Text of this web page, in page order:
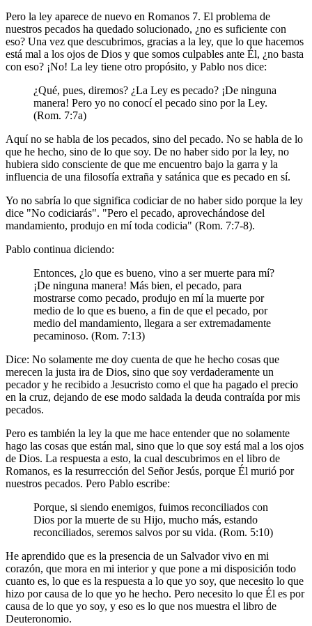
Pero la ley aparece de nuevo en Romanos 7. El problema de
nuestros pecados ha quedado solucionado, ¿no es suficiente con
eso? Una vez que descubrimos, gracias a la ley, que lo que hacemos
está mal a los ojos de Dios y que somos culpables ante Él, ¿no basta
con eso? ¡No! La ley tiene otro propósito, y Pablo nos dice:
¿Qué, pues, diremos? ¿La Ley es pecado? ¡De ninguna
manera! Pero yo no conocí el pecado sino por la Ley.
(Rom. 7:7a)
Aquí no se habla de los pecados, sino del pecado. No se habla de lo
que he hecho, sino de lo que soy. De no haber sido por la ley, no
hubiera sido consciente de que me encuentro bajo la garra y la
influencia de una filosofía extraña y satánica que es pecado en sí.
Yo no sabría lo que significa codiciar de no haber sido porque la ley
dice "No codiciarás". "Pero el pecado, aprovechándose del
mandamiento, produjo en mí toda codicia" (Rom. 7:7-8).
Pablo continua diciendo:
Entonces, ¿lo que es bueno, vino a ser muerte para mí?
¡De ninguna manera! Más bien, el pecado, para
mostrarse como pecado, produjo en mí la muerte por
medio de lo que es bueno, a fin de que el pecado, por
medio del mandamiento, llegara a ser extremadamente
pecaminoso. (Rom. 7:13)
Dice: No solamente me doy cuenta de que he hecho cosas que
merecen la justa ira de Dios, sino que soy verdaderamente un
pecador y he recibido a Jesucristo como el que ha pagado el precio
en la cruz, dejando de ese modo saldada la deuda contraída por mis
pecados.
Pero es también la ley la que me hace entender que no solamente
hago las cosas que están mal, sino que lo que soy está mal a los ojos
de Dios. La respuesta a esto, la cual descubrimos en el libro de
Romanos, es la resurrección del Señor Jesús, porque Él murió por
nuestros pecados. Pero Pablo escribe:
Porque, si siendo enemigos, fuimos reconciliados con
Dios por la muerte de su Hijo, mucho más, estando
reconciliados, seremos salvos por su vida. (Rom. 5:10)
He aprendido que es la presencia de un Salvador vivo en mi
corazón, que mora en mi interior y que pone a mi disposición todo
cuanto es, lo que es la respuesta a lo que yo soy, que necesito lo que
hizo por causa de lo que yo he hecho. Pero necesito lo que Él es por
causa de lo que yo soy, y eso es lo que nos muestra el libro de
Deuteronomio.